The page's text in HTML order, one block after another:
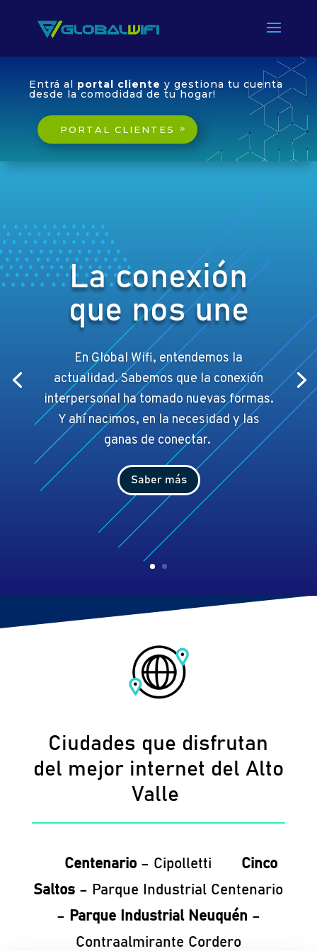
Entrá al portal cliente y gestiona tu cuenta
desde la comodidad de tu hogar!
PORTAL CLIENTES
La conexión
que nos une
En Global Wifi, entendemos la
actualidad. Sabemos que la conexión
interpersonal ha tomado nuevas formas.
Y ahí nacimos, en la necesidad y las
ganas de conectar.
Saber más
Ciudades que disfrutan
del mejor internet del Alto
Valle
Centenario – Cipolletti
Cinco
Saltos – Parque Industrial Centenario
– Parque Industrial Neuquén –
Contraalmirante Cordero